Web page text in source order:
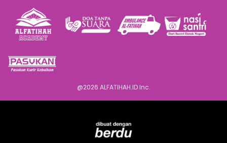
@2026 ALFATIHAH.ID Inc.